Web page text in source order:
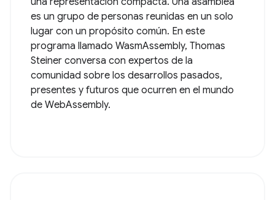
es un grupo de personas reunidas en un solo
lugar con un propósito común. En este
programa llamado WasmAssembly, Thomas
Steiner conversa con expertos de la
comunidad sobre los desarrollos pasados,
presentes y futuros que ocurren en el mundo
de WebAssembly.